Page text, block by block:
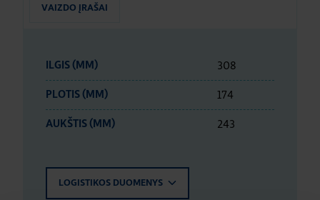
VAIZDO ĮRAŠAI
ILGIS (MM) 308
PLOTIS (MM) 174
AUKŠTIS (MM) 243
LOGISTIKOS DUOMENYS